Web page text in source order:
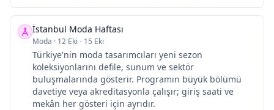
İstanbul Moda Haftası
Moda · 12 Eki - 15 Eki
Türkiye'nin moda tasarımcıları yeni sezon
koleksiyonlarını defile, sunum ve sektör
buluşmalarında gösterir. Programın büyük bölümü
davetiye veya akreditasyonla çalışır; giriş saati ve
mekân her gösteri için ayrıdır.